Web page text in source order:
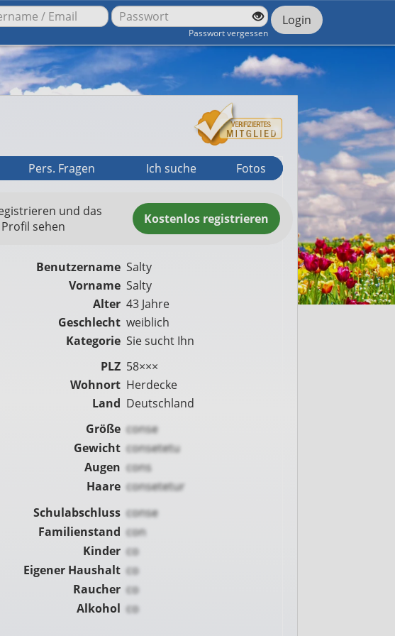
Passwort vergessen
Login
Pers. Fragen Ich suche Fotos
Kostenlos registrieren
und das
sehen
Benutzername Salty
Vorname Salty
Alter 43 Jahre
Geschlecht weiblich
Kategorie Sie sucht Ihn
PLZ 58×××
Wohnort Herdecke
Land Deutschland
Größe conse
Gewicht consetetu
Augen cons
Haare consetetur
Schulabschluss conse
Familienstand con
Kinder co
Eigener Haushalt co
Raucher co
Alkohol co